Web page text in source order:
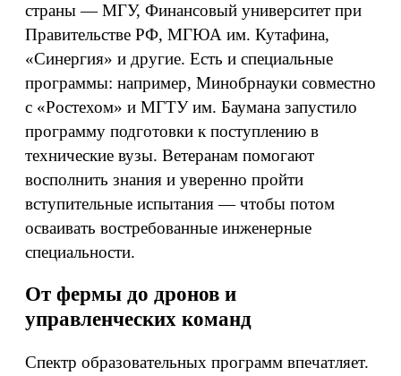
страны — МГУ, Финансовый университет при
Правительстве РФ, МГЮА им. Кутафина,
«Синергия» и другие. Есть и специальные
программы: например, Минобрнауки совместно
с «Ростехом» и МГТУ им. Баумана запустило
программу подготовки к поступлению в
технические вузы. Ветеранам помогают
восполнить знания и уверенно пройти
вступительные испытания — чтобы потом
осваивать востребованные инженерные
специальности.
От фермы до дронов и
управленческих команд
Спектр образовательных программ впечатляет.